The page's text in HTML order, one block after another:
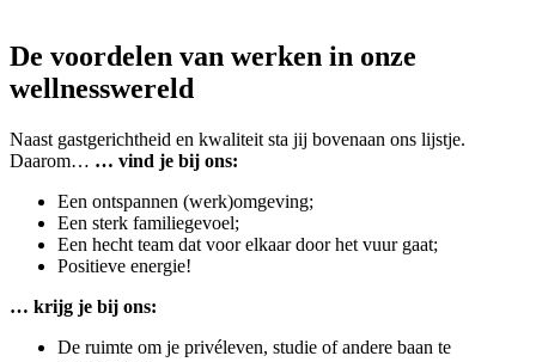
De voordelen van werken in onze
wellnesswereld
Naast gastgerichtheid en kwaliteit sta jij bovenaan ons lijstje.
Daarom… … vind je bij ons:
Een ontspannen (werk)omgeving;
Een sterk familiegevoel;
Een hecht team dat voor elkaar door het vuur gaat;
Positieve energie!
… krijg je bij ons:
De ruimte om je privéleven, studie of andere baan te